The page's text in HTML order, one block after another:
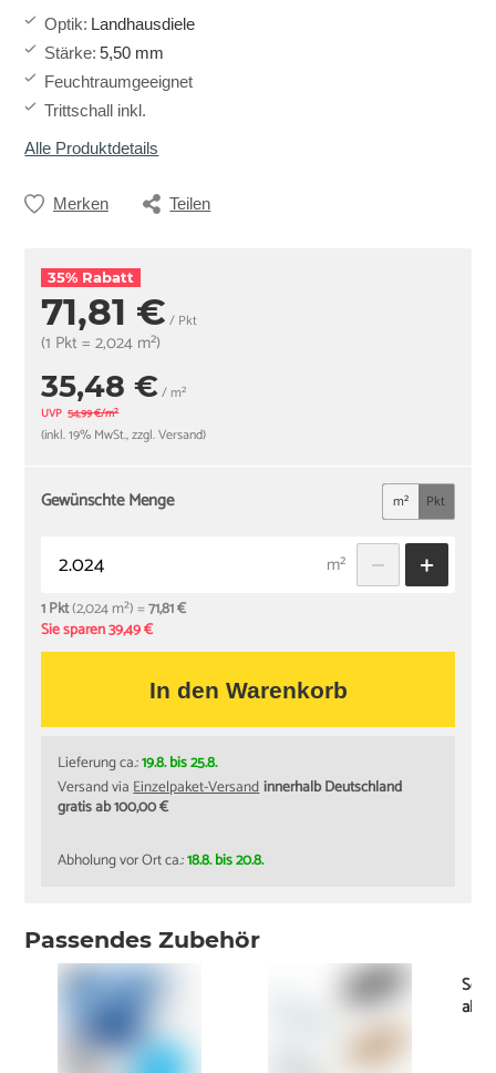
Optik: Landhausdiele
Stärke: 5,50 mm
Feuchtraumgeeignet
Trittschall inkl.
Alle Produktdetails
Merken Teilen
35% Rabatt
71,81 € / Pkt
(1 Pkt = 2,024 m²)
35,48 €/ m²
UVP 54,99 €/m²
(inkl. 19% MwSt., zzgl. Versand)
Gewünschte Menge m² Pkt
m²
1 Pkt(2,024 m²) =71,81 €
Sie sparen 39,49 €
In den Warenkorb
Lieferung ca.:19.8. bis 25.8.
Versand viaEinzelpaket-Versandinnerhalb Deutschland
gratis ab 100,00 €
Abholung vor Ort ca.:18.8. bis 20.8.
Passendes Zubehör
ab